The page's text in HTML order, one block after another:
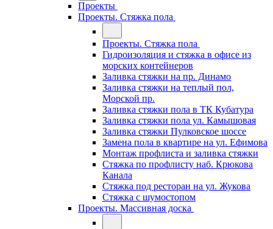
Проекты
Проекты. Стяжка пола
Проекты. Стяжка пола
Гидроизоляция и стяжка в офисе из
морских контейнеров
Заливка стяжки на пр. Динамо
Заливка стяжки на теплый пол,
Морской пр.
Заливка стяжки пола в ТК Кубатура
Заливка стяжки пола ул. Камышовая
Заливка стяжки Пулковское шоссе
Замена пола в квартире на ул. Ефимова
Монтаж профлиста и заливка стяжки
Стяжка по профлисту наб. Крюкова
Канала
Стяжка под ресторан на ул. Жукова
Стяжка с шумостопом
Проекты. Массивная доска